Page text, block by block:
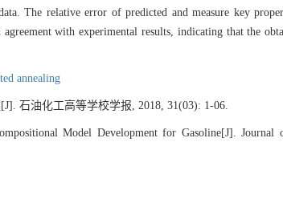
The relative error of predicted and measure key
with experimental results, indicating that the
annealing
石油化工高等学校学报, 2018, 31(03): 1-06.
Model Development for Gasoline[J]. Journal